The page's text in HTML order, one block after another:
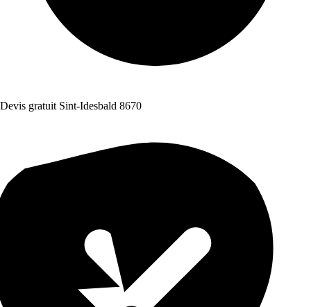
Devis gratuit Sint-Idesbald 8670